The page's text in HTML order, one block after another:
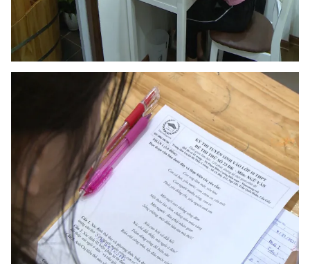
Video Shorts video
VTV Money VTV Thể thao
Bất động sản
Thị trường 24h Tấm lòng Việt
VTV4 Vươn mình bằng AI
VTV9 VTV8
Liên hệ tòa soạn English